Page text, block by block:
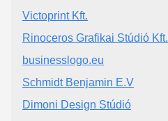
Victoprint Kft.
Rinoceros Grafikai Stúdió Kft.
businesslogo.eu
Schmidt Benjamin E.V
Dimoni Design Stúdió